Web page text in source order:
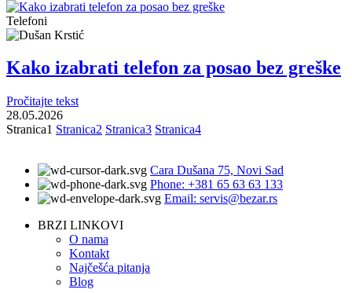
Telefoni
Kako izabrati telefon za posao bez greške
Pročitajte tekst
28.05.2026
Stranica1 Stranica2 Stranica3 Stranica4
Cara Dušana 75, Novi Sad
Phone: +381 65 63 63 133
Email: servis@bezar.rs
BRZI LINKOVI
O nama
Kontakt
Najčešća pitanja
Blog